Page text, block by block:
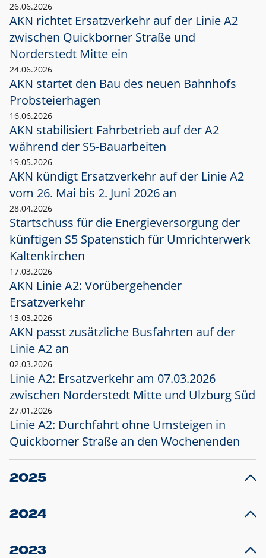
26.06.2026
AKN richtet Ersatzverkehr auf der Linie A2
zwischen Quickborner Straße und
Norderstedt Mitte ein
24.06.2026
AKN startet den Bau des neuen Bahnhofs
Probsteierhagen
16.06.2026
AKN stabilisiert Fahrbetrieb auf der A2
während der S5-Bauarbeiten
19.05.2026
AKN kündigt Ersatzverkehr auf der Linie A2
vom 26. Mai bis 2. Juni 2026 an
28.04.2026
Startschuss für die Energieversorgung der
künftigen S5 Spatenstich für Umrichterwerk
Kaltenkirchen
17.03.2026
AKN Linie A2: Vorübergehender
Ersatzverkehr
13.03.2026
AKN passt zusätzliche Busfahrten auf der
Linie A2 an
02.03.2026
Linie A2: Ersatzverkehr am 07.03.2026
zwischen Norderstedt Mitte und Ulzburg Süd
27.01.2026
Linie A2: Durchfahrt ohne Umsteigen in
Quickborner Straße an den Wochenenden
2025
23.12.2025
Projekt S5: Start der Bauarbeiten am
2024
10.12.2024
Großprojekt S5: Sperrung der Bahnstraße in
2023